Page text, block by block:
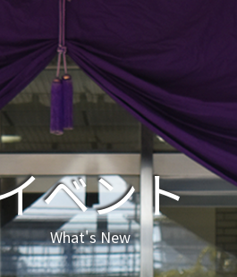
ベント
What's New